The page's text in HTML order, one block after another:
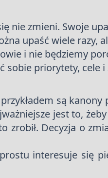
nie zmieni. Swoje
upaść wiele razy,
i nie będziemy
sobie priorytety, cele i
są kanony
jest to,
zrobił. Decyzja o
interesuje się